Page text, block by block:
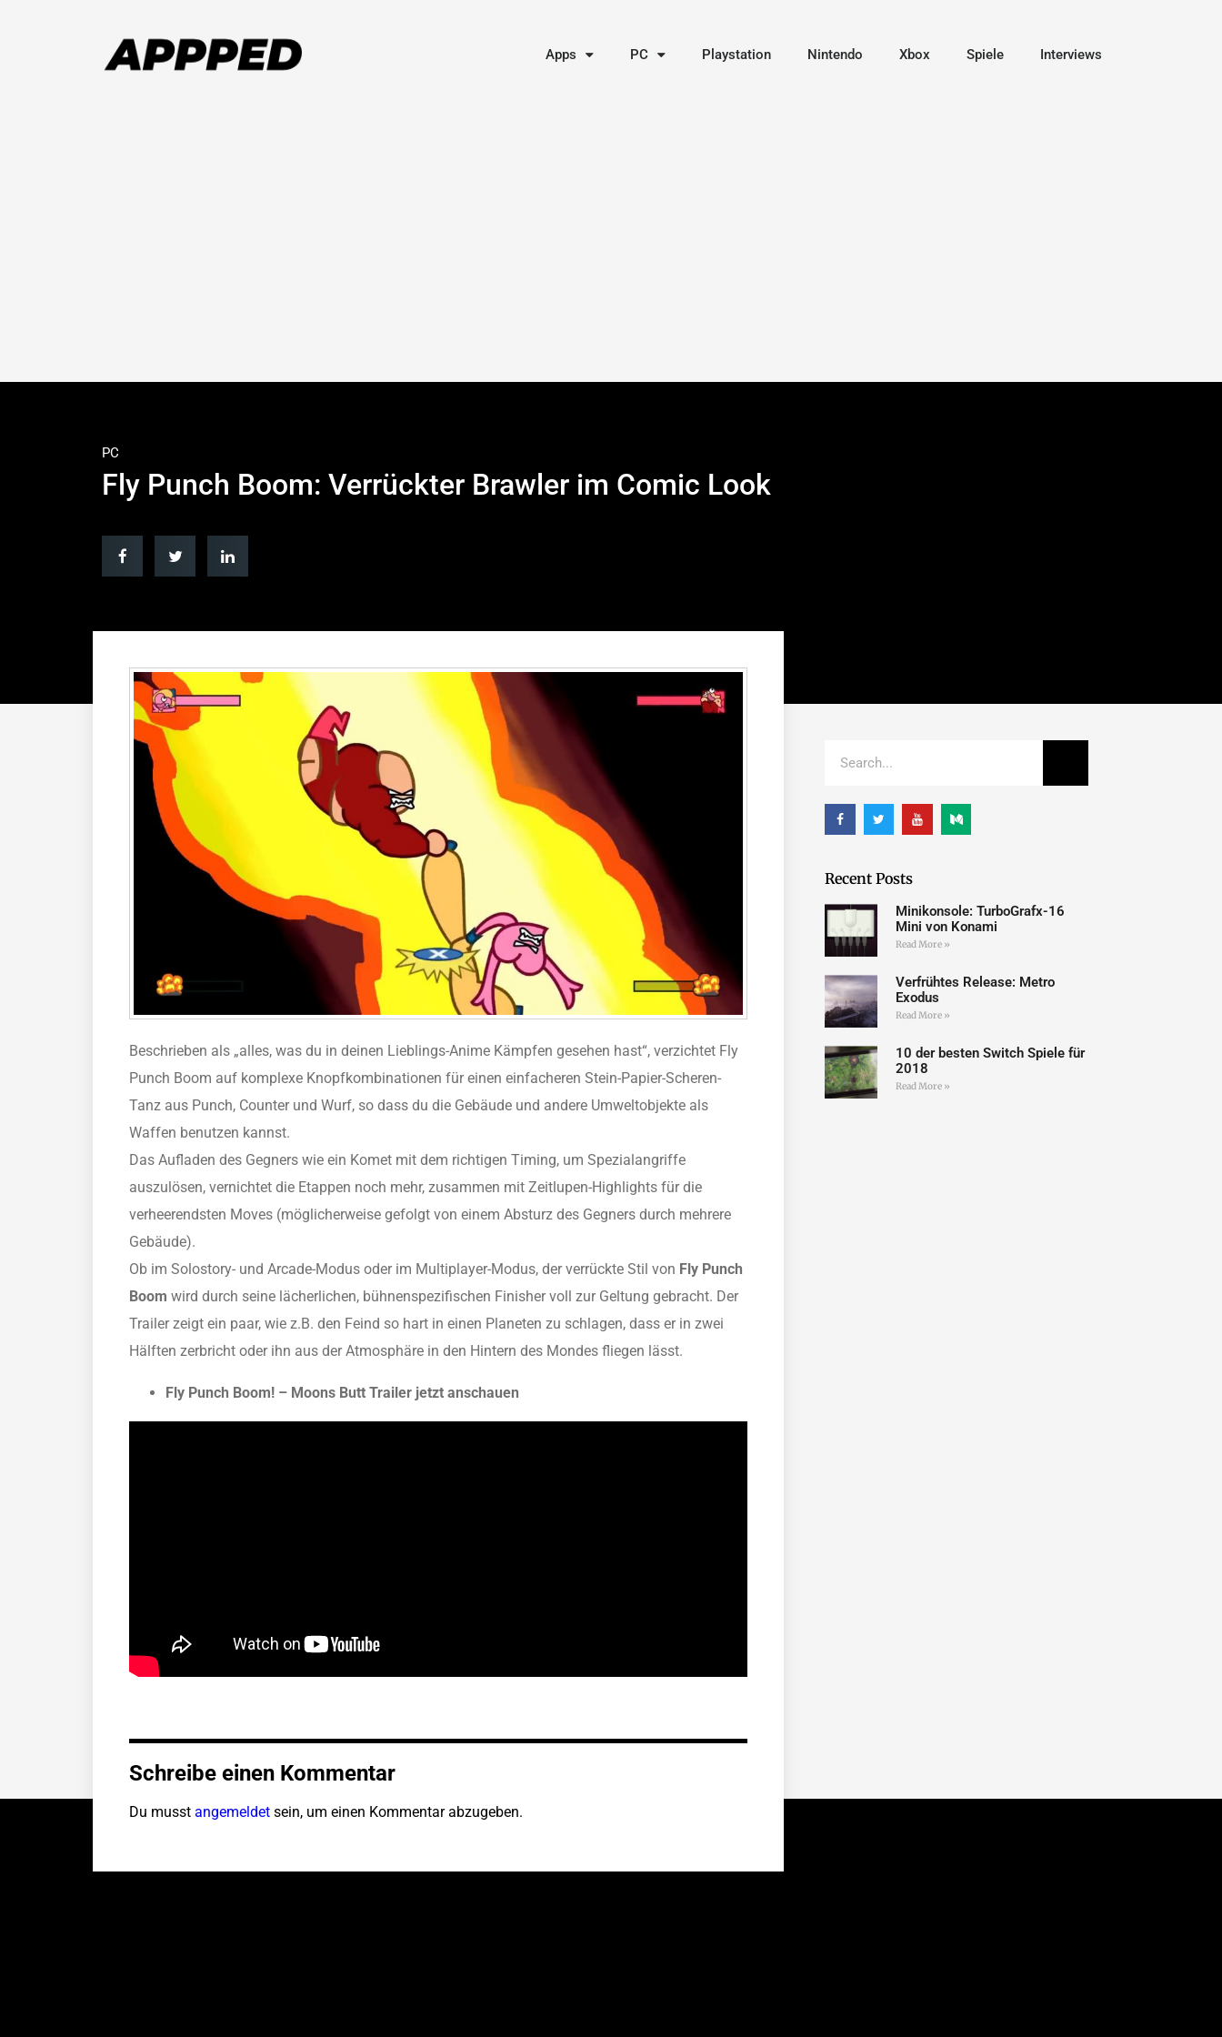
Apps PC Playstation Nintendo Xbox Spiele Interviews
PC
Fly Punch Boom: Verrückter Brawler im Comic Look
Beschrieben als „alles, was du in deinen Lieblings-Anime Kämpfen gesehen hast“, verzichtet Fly
Punch Boom auf komplexe Knopfkombinationen für einen einfacheren Stein-Papier-Scheren-
Tanz aus Punch, Counter und Wurf, so dass du die Gebäude und andere Umweltobjekte als
Waffen benutzen kannst.
Das Aufladen des Gegners wie ein Komet mit dem richtigen Timing, um Spezialangriffe
auszulösen, vernichtet die Etappen noch mehr, zusammen mit Zeitlupen-Highlights für die
verheerendsten Moves (möglicherweise gefolgt von einem Absturz des Gegners durch mehrere
Gebäude).
Ob im Solostory- und Arcade-Modus oder im Multiplayer-Modus, der verrückte Stil von Fly Punch
Boom wird durch seine lächerlichen, bühnenspezifischen Finisher voll zur Geltung gebracht. Der
Trailer zeigt ein paar, wie z.B. den Feind so hart in einen Planeten zu schlagen, dass er in zwei
Hälften zerbricht oder ihn aus der Atmosphäre in den Hintern des Mondes fliegen lässt.
Fly Punch Boom! – Moons Butt Trailer jetzt anschauen
Schreibe einen Kommentar
Du musst angemeldet sein, um einen Kommentar abzugeben.
Recent Posts
Minikonsole: TurboGrafx-16
Mini von Konami
Read More »
Verfrühtes Release: Metro
Exodus
Read More »
10 der besten Switch Spiele für
2018
Read More »